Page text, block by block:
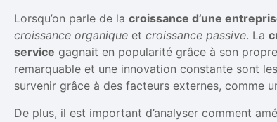
Lorsqu’on parle de la croissance d’une
croissance organique et croissance passive. La
service gagnait en popularité grâce à son
remarquable et une innovation constante sont
survenir grâce à des facteurs externes, comme
De plus, il est important d’analyser comment